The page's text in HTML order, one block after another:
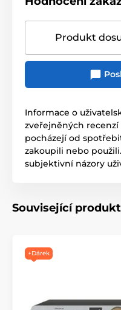
Produkt
Informace o
zveřejněných
pocházejí od
zakoupili nebo
subjektivní názory
Související
+Dárek